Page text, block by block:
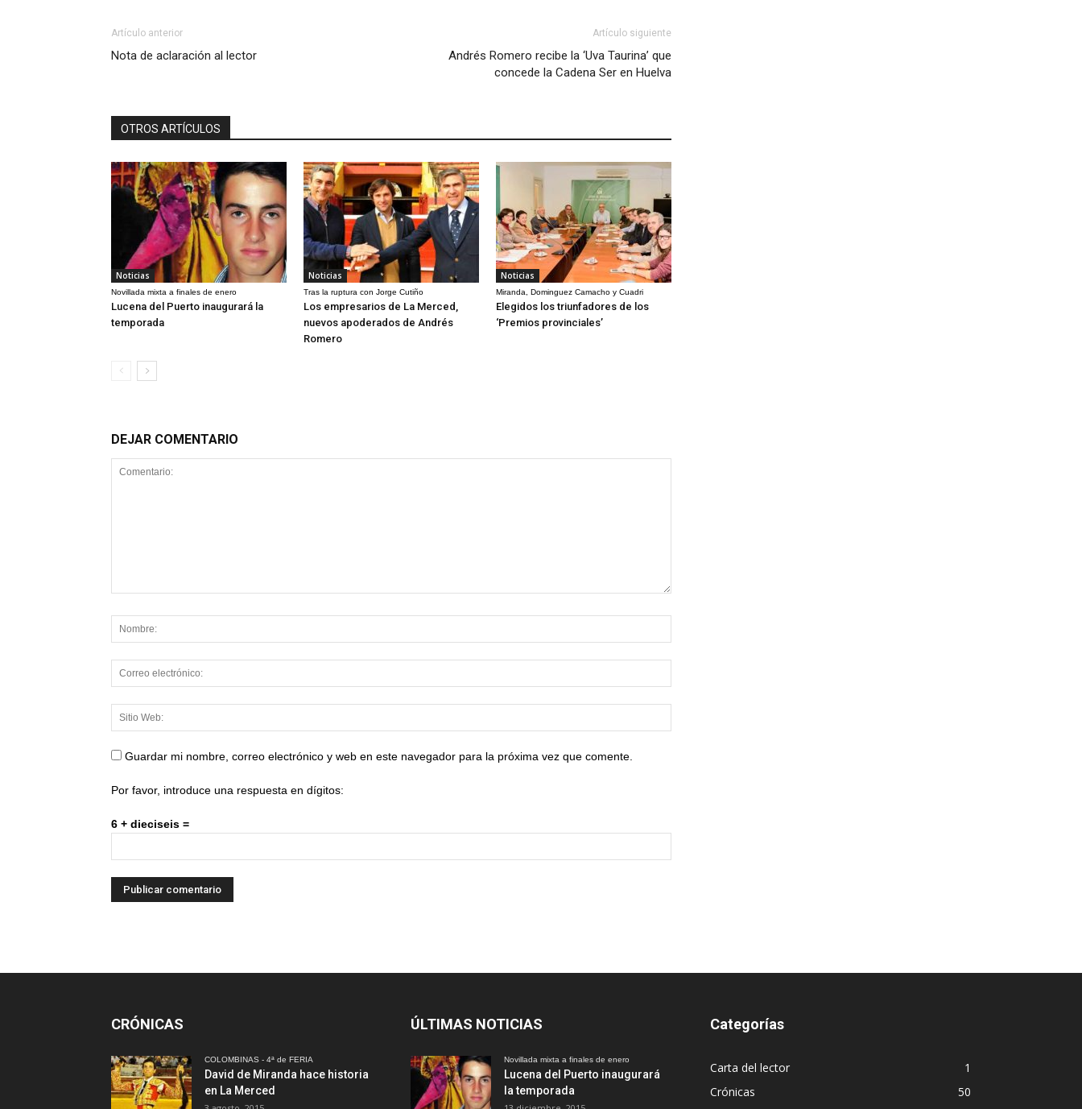
Artículo anterior
Nota de aclaración al lector
Artículo siguiente
Andrés Romero recibe la ‘Uva Taurina’ que
concede la Cadena Ser en Huelva
OTROS ARTÍCULOS
Noticias
Novillada mixta a finales de enero
Lucena del Puerto inaugurará la
temporada
Noticias
Tras la ruptura con Jorge Cutiño
Los empresarios de La Merced,
nuevos apoderados de Andrés
Romero
Noticias
Miranda, Dominguez Camacho y Cuadri
Elegidos los triunfadores de los
‘Premios provinciales’
DEJAR COMENTARIO
Guardar mi nombre, correo electrónico y web en este navegador para la próxima vez que comente.
Por favor, introduce una respuesta en dígitos:
6 + dieciseis =
CRÓNICAS
COLOMBINAS - 4ª de FERIA
David de Miranda hace historia
en La Merced
ÚLTIMAS NOTICIAS
Novillada mixta a finales de enero
Lucena del Puerto inaugurará
la temporada
Categorías
Carta del lector
1
Crónicas
50